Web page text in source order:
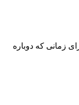
زمانی که دوباره